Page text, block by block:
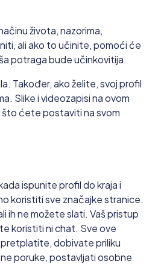
života, nazorima,
ali ako to učinite, pomoći će
potraga bude učinkovitija.
Također, ako želite, svoj profil
Slike i videozapisi na ovom
što ćete postaviti na svom
ispunite profil do kraja i
koristiti sve značajke stranice.
ih ne možete slati. Vaš pristup
koristiti ni chat. Sve ove
dobivate priliku
poruke, postavljati osobne